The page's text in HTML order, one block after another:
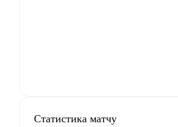
Статистика матчу